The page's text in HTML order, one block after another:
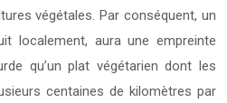
végétales. Par conséquent, un
localement, aura une empreinte
qu’un plat végétarien dont les
centaines de kilomètres par